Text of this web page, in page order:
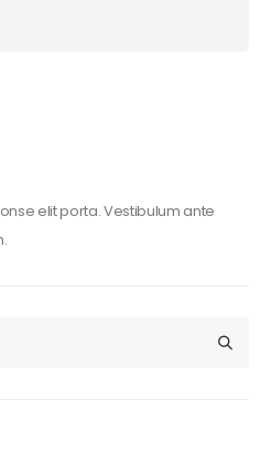
elit porta. Vestibulum ante